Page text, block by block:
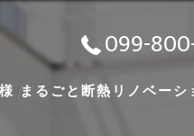
099-
まるごと断熱リノベーシ